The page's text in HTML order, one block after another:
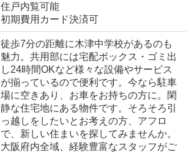
住戸内覧可能
初期費用カード決済可
徒歩7分の距離に木津中学校があるのも
魅力。共用部には宅配ボックス・ゴミ出
し24時間OKなど様々な設備やサービス
が揃っているので便利です。今なら駐車
場に空きあり、お車をお持ちの方に。閑
静な住宅地にある物件です。そろそろ引
っ越しをしたいとお考えの方、アフロ
で、新しい住まいを探してみませんか。
大阪府内全域、経験豊富なスタッフがご